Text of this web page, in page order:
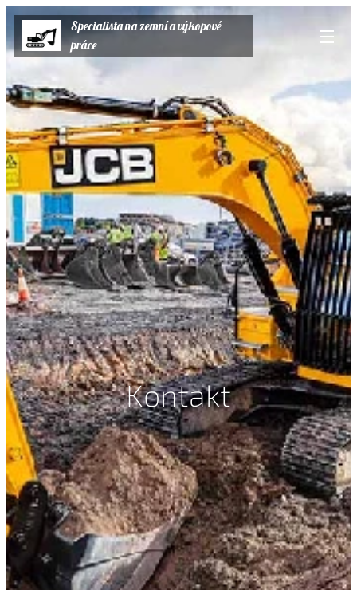
Specialista na zemní a výkopové
práce
Kontakt